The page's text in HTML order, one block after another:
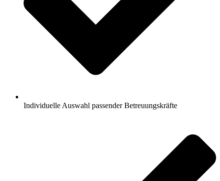
Individuelle Auswahl passender Betreuungskräfte